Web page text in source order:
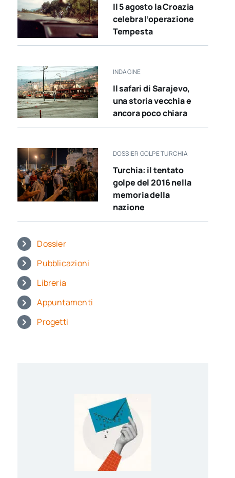
Il 5 agosto la Croazia
celebra l’operazione
Tempesta
INDAGINE
Il safari di Sarajevo,
una storia vecchia e
ancora poco chiara
DOSSIER GOLPE TURCHIA
Turchia: il tentato
golpe del 2016 nella
memoria della
nazione
Dossier
Pubblicazioni
Libreria
Appuntamenti
Progetti